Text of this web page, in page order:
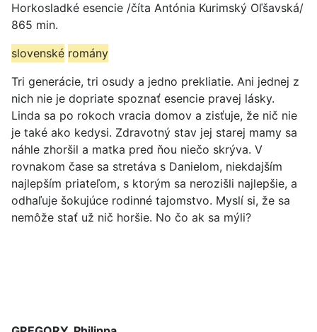
Horkosladké esencie /číta Antónia Kurimský Oľšavská/
865 min.
slovenské romány
Tri generácie, tri osudy a jedno prekliatie. Ani jednej z
nich nie je dopriate spoznať esencie pravej lásky.
Linda sa po rokoch vracia domov a zisťuje, že nič nie
je také ako kedysi. Zdravotný stav jej starej mamy sa
náhle zhoršil a matka pred ňou niečo skrýva. V
rovnakom čase sa stretáva s Danielom, niekdajším
najlepším priateľom, s ktorým sa nerozišli najlepšie, a
odhaľuje šokujúce rodinné tajomstvo. Myslí si, že sa
nemôže stať už nič horšie. No čo ak sa mýli?